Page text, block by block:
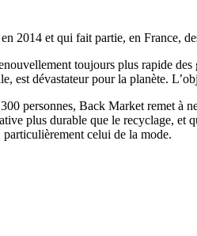
2014 et qui fait partie, en France,
toujours plus rapide
est dévastateur pour la planète.
personnes, Back Market remet à
plus durable que le recyclage, et
particulièrement celui de la mode.